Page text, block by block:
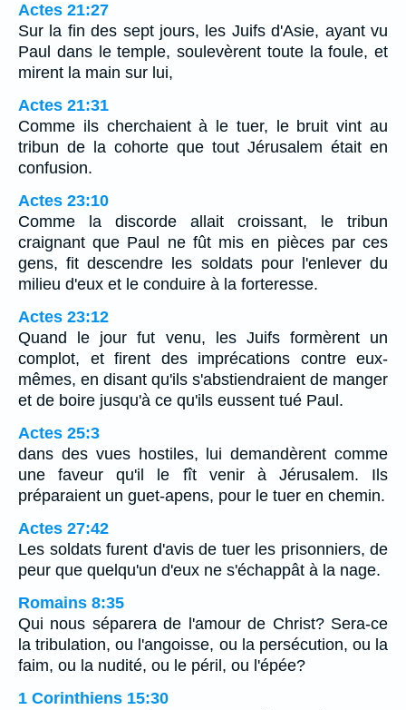
Actes 21:27
Sur la fin des sept jours, les Juifs d'Asie, ayant vu
Paul dans le temple, soulevèrent toute la foule, et
mirent la main sur lui,
Actes 21:31
Comme ils cherchaient à le tuer, le bruit vint au
tribun de la cohorte que tout Jérusalem était en
confusion.
Actes 23:10
Comme la discorde allait croissant, le tribun
craignant que Paul ne fût mis en pièces par ces
gens, fit descendre les soldats pour l'enlever du
milieu d'eux et le conduire à la forteresse.
Actes 23:12
Quand le jour fut venu, les Juifs formèrent un
complot, et firent des imprécations contre eux-
mêmes, en disant qu'ils s'abstiendraient de manger
et de boire jusqu'à ce qu'ils eussent tué Paul.
Actes 25:3
dans des vues hostiles, lui demandèrent comme
une faveur qu'il le fît venir à Jérusalem. Ils
préparaient un guet-apens, pour le tuer en chemin.
Actes 27:42
Les soldats furent d'avis de tuer les prisonniers, de
peur que quelqu'un d'eux ne s'échappât à la nage.
Romains 8:35
Qui nous séparera de l'amour de Christ? Sera-ce
la tribulation, ou l'angoisse, ou la persécution, ou la
faim, ou la nudité, ou le péril, ou l'épée?
1 Corinthiens 15:30